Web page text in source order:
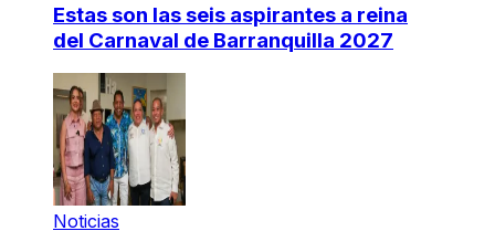
Estas son las seis aspirantes a reina
del Carnaval de Barranquilla 2027
Noticias